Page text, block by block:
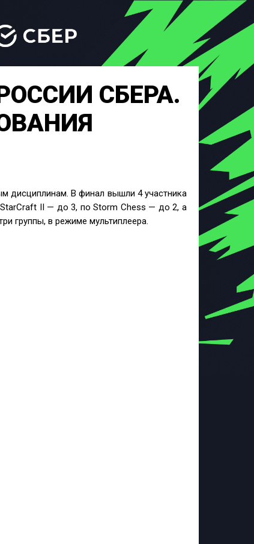
СБЕРА.
дисциплинам. В финал вышли 4 участника
II — до 3, по Storm Chess — до 2, а
группы, в режиме мультиплеера.